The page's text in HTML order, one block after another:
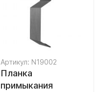
Артикул: N19002
Планка
примыкания